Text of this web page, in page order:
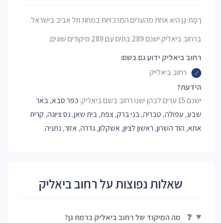
רָמַת-גַּן היא אחת מהערים המרכזיות במחוז תל אביב בישראל.
ברחוב ביאליק ישנם 289 בתים עם 289 מיקודים שונים.
רחוב ביאליק ידוע גם בשם:
רחוב ביאלייק
הידעת?
ישנם 15 ערים לבהן ישנו רחוב בשם ביאליק:
כפר סבא,באר
שבע, עפולה, טבריה,בני ברק,צפת,בית שאן, נס ציונה, קרית
אתא, הוד השרון, ראשון לציון,אשקלון,גדרה,אזור, נתניה.
שאלות נפוצות על רחוב ביאליק
❓ מה המיקוד של רחוב ביאליק ברמת גן?